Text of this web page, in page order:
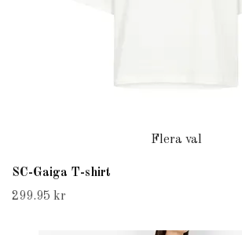
Flera val
SC-Gaiga T-shirt
299.95 kr